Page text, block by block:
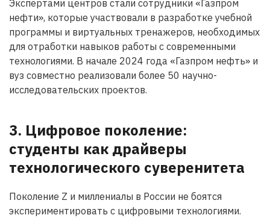
Экспертами центров стали сотрудники «Газпром
нефти», которые участвовали в разработке учебной
программы и виртуальных тренажеров, необходимых
для отработки навыков работы с современными
технологиями. В начале 2024 года «Газпром нефть» и
вуз совместно реализовали более 50 научно-
исследовательских проектов.
3. Цифровое поколение:
студенты как драйверы
технологического суверенитета
Поколение Z и миллениалы в России не боятся
экспериментировать с цифровыми технологиями.